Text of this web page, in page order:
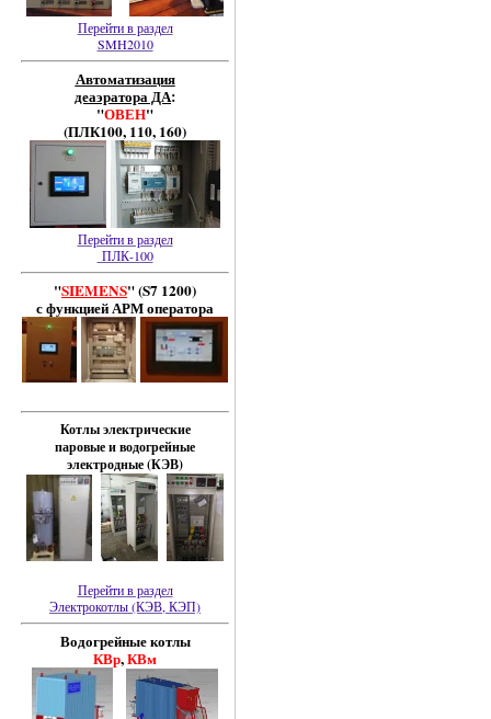
Перейти в раздел
SMH2010
Автоматизация
деаэратора ДА:
"ОВЕН"
(ПЛК100, 110, 160)
Перейти в раздел
ПЛК-100
"SIEMENS" (S7 1200)
с функцией АРМ оператора
Котлы электрические
паровые иводогрейные
электродные (КЭВ)
Перейти в раздел
Электрокотлы (КЭВ, КЭП)
Водогрейные котлы
КВр,КВм